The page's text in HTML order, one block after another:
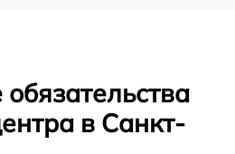
в Санкт-